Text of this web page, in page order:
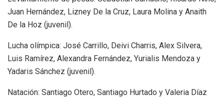
Juan Hernández, Lizney De la Cruz, Laura Molina y Anaith
De la Hoz (juvenil).
Lucha olímpica: José Carrillo, Deivi Charris, Alex Silvera,
Luis Ramírez, Alexandra Fernández, Yurialis Mendoza y
Yadaris Sánchez (juvenil).
Natación: Santiago Otero, Santiago Hurtado y Valeria Díaz